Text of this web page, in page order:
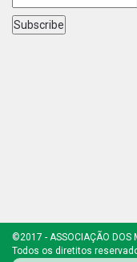
©2017 - ASSOCIAÇÃO DOS
Todos os diretitos